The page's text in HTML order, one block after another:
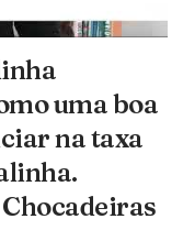
uma boa
na taxa